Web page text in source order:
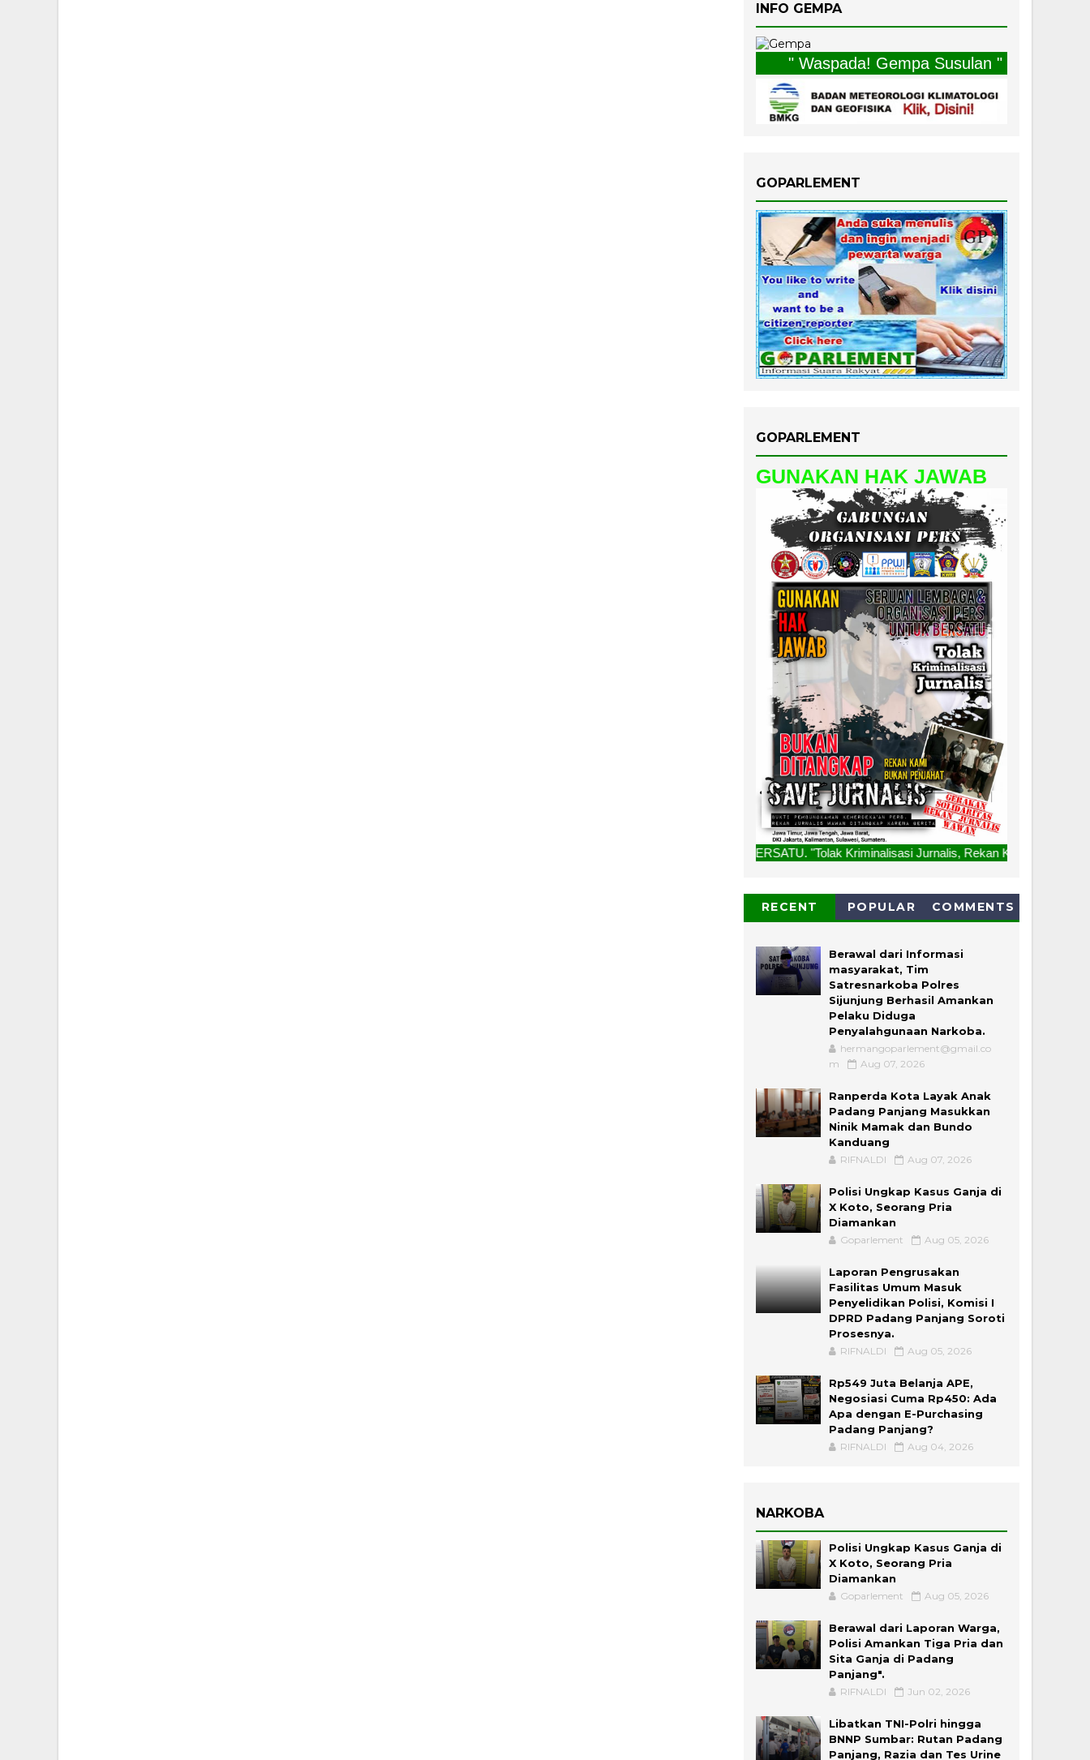
INFO GEMPA
" Waspada! Gempa Susulan "
GOPARLEMENT
GOPARLEMENT
GUNAKAN HAK JAWAB
SERUAN LEMBAGA & ORGANISASI PERS UNTUK BERSATU. "Tolak Kriminalisasi Jurnalis, Rekan Kami Bukan Penjahat,
RECENT POPULAR COMMENTS
Berawal dari Informasi
masyarakat, Tim
Satresnarkoba Polres
Sijunjung Berhasil Amankan
Pelaku Diduga
Penyalahgunaan Narkoba.
hermangoparlement@gmail.co
m
Aug 07, 2026
Ranperda Kota Layak Anak
Padang Panjang Masukkan
Ninik Mamak dan Bundo
Kanduang
RIFNALDI Aug 07, 2026
Polisi Ungkap Kasus Ganja di
X Koto, Seorang Pria
Diamankan
Goparlement Aug 05, 2026
Laporan Pengrusakan
Fasilitas Umum Masuk
Penyelidikan Polisi, Komisi I
DPRD Padang Panjang Soroti
Prosesnya.
RIFNALDI Aug 05, 2026
Rp549 Juta Belanja APE,
Negosiasi Cuma Rp450: Ada
Apa dengan E-Purchasing
Padang Panjang?
RIFNALDI Aug 04, 2026
NARKOBA
Polisi Ungkap Kasus Ganja di
X Koto, Seorang Pria
Diamankan
Goparlement Aug 05, 2026
Berawal dari Laporan Warga,
Polisi Amankan Tiga Pria dan
Sita Ganja di Padang
Panjang".
RIFNALDI Jun 02, 2026
Libatkan TNI-Polri hingga
BNNP Sumbar: Rutan Padang
Panjang, Razia dan Tes Urine